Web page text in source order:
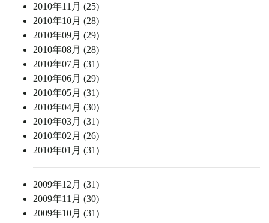
2010年11月 (25)
2010年10月 (28)
2010年09月 (29)
2010年08月 (28)
2010年07月 (31)
2010年06月 (29)
2010年05月 (31)
2010年04月 (30)
2010年03月 (31)
2010年02月 (26)
2010年01月 (31)
2009年12月 (31)
2009年11月 (30)
2009年10月 (31)